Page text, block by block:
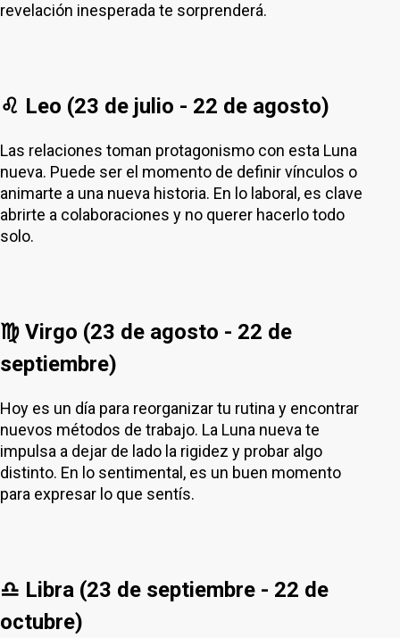
revelación inesperada te sorprenderá.
♌ Leo (23 de julio - 22 de agosto)
Las relaciones toman protagonismo con esta Luna
nueva. Puede ser el momento de definir vínculos o
animarte a una nueva historia. En lo laboral, es clave
abrirte a colaboraciones y no querer hacerlo todo
solo.
♍ Virgo (23 de agosto - 22 de
septiembre)
Hoy es un día para reorganizar tu rutina y encontrar
nuevos métodos de trabajo. La Luna nueva te
impulsa a dejar de lado la rigidez y probar algo
distinto. En lo sentimental, es un buen momento
para expresar lo que sentís.
♎ Libra (23 de septiembre - 22 de
octubre)